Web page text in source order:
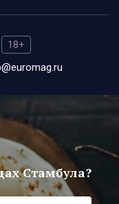
18+
Стамбула?